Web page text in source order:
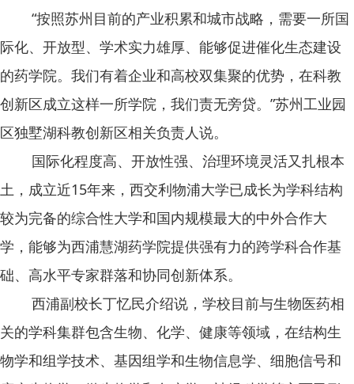
“按照苏州目前的产业积累和城市战略，需要一所国
际化、开放型、学术实力雄厚、能够促进催化生态建设
的药学院。我们有着企业和高校双集聚的优势，在科教
创新区成立这样一所学院，我们责无旁贷。”苏州工业园
区独墅湖科教创新区相关负责人说。
国际化程度高、开放性强、治理环境灵活又扎根本
土，成立近15年来，西交利物浦大学已成长为学科结构
较为完备的综合性大学和国内规模最大的中外合作大
学，能够为西浦慧湖药学院提供强有力的跨学科合作基
础、高水平专家群落和协同创新体系。
西浦副校长丁忆民介绍说，学校目前与生物医药相
关的学科集群包含生物、化学、健康等领域，在结构生
物学和组学技术、基因组学和生物信息学、细胞信号和